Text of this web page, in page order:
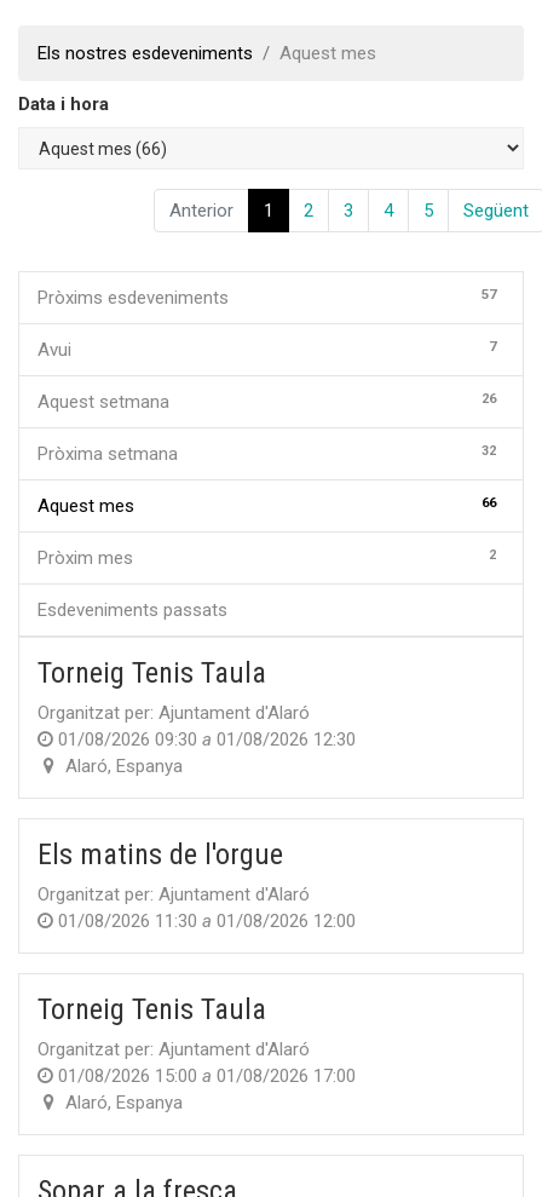
Els nostres esdeveniments Aquest mes
Data i hora
Anterior 1 2 3 4 5 Següent
Pròxims esdeveniments 57
Avui 7
Aquest setmana 26
Pròxima setmana 32
Aquest mes 66
Pròxim mes 2
Esdeveniments passats
Torneig Tenis Taula
Organitzat per: Ajuntament d'Alaró
01/08/2026 09:30 a 01/08/2026 12:30
Alaró,Espanya
Els matins de l'orgue
Organitzat per: Ajuntament d'Alaró
01/08/2026 11:30 a 01/08/2026 12:00
Torneig Tenis Taula
Organitzat per: Ajuntament d'Alaró
01/08/2026 15:00 a 01/08/2026 17:00
Alaró,Espanya